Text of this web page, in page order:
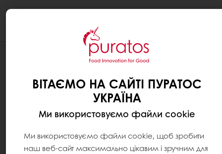
ІНГРЕДІЄНТИ ДЛЯ КОНДИТЕРСЬКИХ ВИРОБІВ
МОЧІ-БРЕД: КОРЕЙСЬКА ІННОВАЦІЯ З
ДАВНІМ КОРІННЯМ
ВІТАЄМО НА САЙТІ ПУРАТОС
УКРАЇНА
Ми використовуємо файли cookie
Ми використовуємо файли cookie, щоб зробити
наш веб-сайт максимально цікавим і зручним для